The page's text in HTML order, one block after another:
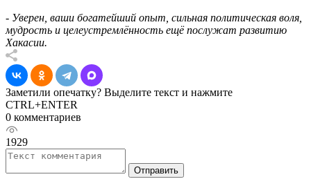
- Уверен, ваши богатейший опыт, сильная политическая воля,
мудрость и целеустремлённость ещё послужат развитию
Хакасии.
Заметили опечатку? Выделите текст и нажмите
CTRL+ENTER
0 комментариев
1929
Отправить